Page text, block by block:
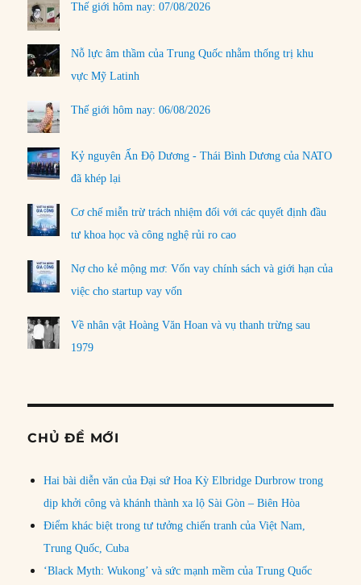
Thế giới hôm nay: 07/08/2026
Nỗ lực âm thầm của Trung Quốc nhằm thống trị khu
vực Mỹ Latinh
Thế giới hôm nay: 06/08/2026
Kỷ nguyên Ấn Độ Dương - Thái Bình Dương của NATO
đã khép lại
Cơ chế miễn trừ trách nhiệm đối với các quyết định đầu
tư khoa học và công nghệ rủi ro cao
Nợ cho kẻ mộng mơ: Vốn vay chính sách và giới hạn của
việc cho startup vay vốn
Về nhân vật Hoàng Văn Hoan và vụ thanh trừng sau
1979
CHỦ ĐỀ MỚI
Hai bài diễn văn của Đại sứ Hoa Kỳ Elbridge Durbrow trong
dịp khởi công và khánh thành xa lộ Sài Gòn – Biên Hòa
Điểm khác biệt trong tư tưởng chiến tranh của Việt Nam,
Trung Quốc, Cuba
‘Black Myth: Wukong’ và sức mạnh mềm của Trung Quốc